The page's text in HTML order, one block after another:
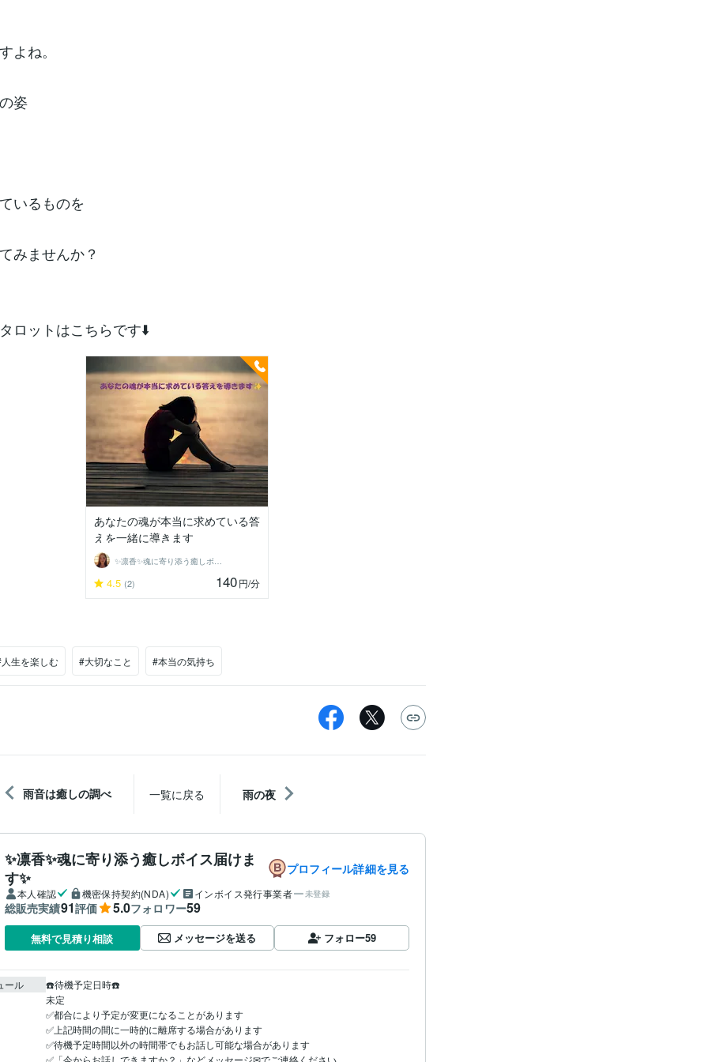
よね。
姿
いるものを
みませんか？
ロットはこちらです⬇️
あなたの魂が本当に求めている答
えを一緒に導きます
✨凛香✨魂に寄り添う癒しボイス届けます✨
4.5 (2) 140円/分
生を楽しむ #大切なこと #本当の気持ち
雨音は癒しの調べ 一覧に戻る 雨の夜
✨凛香✨魂に寄り添う癒しボイス届けま
す✨
プロフィール詳細を見る
本人確認 機密保持契約(NDA) インボイス発行事業者 未登録
総販売実績91評価 5.0フォロワー59
無料で見積り相談 メッセージを送る フォロー59
ール
☎️待機予定日時☎️
未定
✅都合により予定が変更になることがあります
✅上記時間の間に一時的に離席する場合があります
✅待機予定時間以外の時間帯でもお話し可能な場合があります